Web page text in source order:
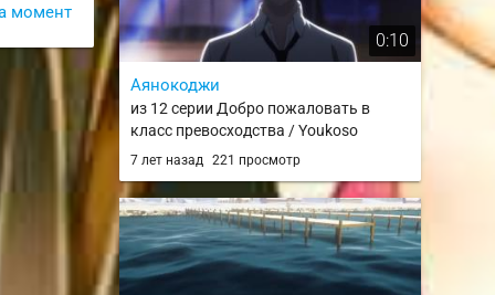
момент
0:10
Аянокоджи
из 12 серии Добро пожаловать в
класс превосходства / Youkoso
Jitsuryoku Shijou Shugi no Kyoushitsu e
7 лет назад 221 просмотр